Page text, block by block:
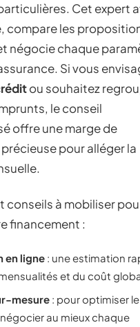
Cet expert
compare les
négocie chaque
Si vous
ou souhaitez
le conseil
offre une marge de
pour alléger la
conseils à mobiliser
financement :
en ligne : une estimation
et du coût
mesure : pour optimiser le
au mieux chaque